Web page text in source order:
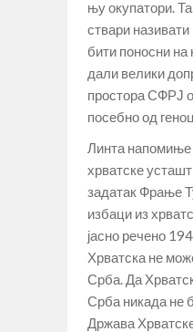
њу окупатори.
ствари
бити поносни на
дали велики
простора СФРЈ
посебно од
Линта
хрватске
задатак Фрање
избаци из
јасно речено
Хрватска не
Срба. Да
Срба никада не
Држава